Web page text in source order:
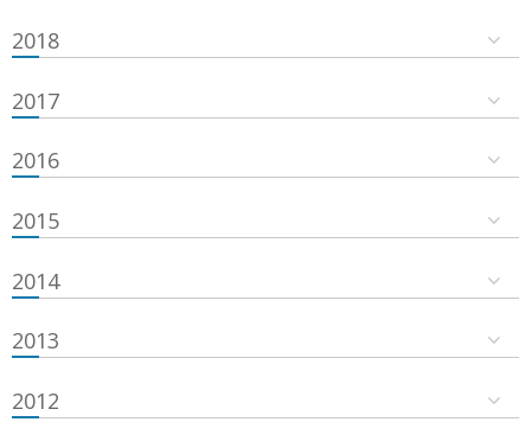
2018
2017
2016
2015
2014
2013
2012